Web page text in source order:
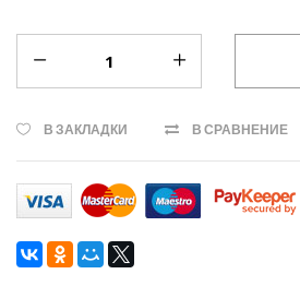
В ЗАКЛАДКИ В СРАВНЕНИЕ